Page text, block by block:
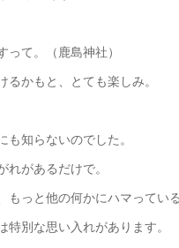
って。（鹿島神社）
るかもと、とても楽しみ。
も知らないのでした。
れがあるだけで。
もっと他の何かにハマってい
特別な思い入れがあります。